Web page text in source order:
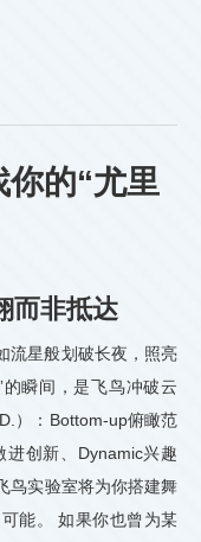
的“尤里
非抵达
流星般划破长夜，照亮
瞬间，是飞鸟冲破云
）：Bottom-up俯瞰范
进创新、Dynamic兴趣
鸟实验室将为你搭建舞
能。 如果你也曾为某